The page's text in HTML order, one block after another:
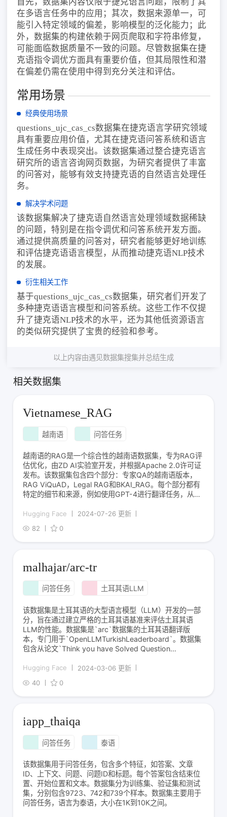
在多语言任务中的应用；其次，数据来源单一，可
能引入特定领域的偏差，影响模型的泛化能力；此
外，数据集的构建依赖于网页爬取和字符串修复，
可能面临数据质量不一致的问题。尽管数据集在捷
克语指令调优方面具有重要价值，但其局限性和潜
在偏差仍需在使用中得到充分关注和评估。
常用场景
经典使用场景
questions_ujc_cas_cs数据集在捷克语言学研究领域
具有重要应用价值，尤其在捷克语问答系统和语言
生成任务中表现突出。该数据集通过整合捷克语言
研究所的语言咨询网页数据，为研究者提供了丰富
的问答对，能够有效支持捷克语的自然语言处理任
务。
解决学术问题
该数据集解决了捷克语自然语言处理领域数据稀缺
的问题，特别是在指令调优和问答系统开发方面。
通过提供高质量的问答对，研究者能够更好地训练
和评估捷克语语言模型，从而推动捷克语NLP技术
的发展。
衍生相关工作
基于questions_ujc_cas_cs数据集，研究者们开发了
多种捷克语语言模型和问答系统。这些工作不仅提
升了捷克语NLP技术的水平，还为其他低资源语言
的类似研究提供了宝贵的经验和参考。
以上内容由遇见数据集搜集并总结生成
相关数据集
Vietnamese_RAG
越南语 问答任务
越南语的RAG是一个综合性的越南语数据集，专为RAG评
估优化，由ZD AI实验室开发，并根据Apache 2.0许可证
发布。该数据集包含四个部分：专家QA的越南语版本，
RAG ViQuAD，Legal RAG和BKAI_RAG。每个部分都有
特定的细节和来源，例如使用GPT-4进行翻译任务，从
GPT-4对问题和答案进行对齐。该
Hugging Face
2024-07-26 更新
82
0
malhajar/arc-tr
问答任务 土耳其语LLM
该数据集是土耳其语的大型语言模型（LLM）开发的一部
分，旨在通过建立严格的土耳其语基准来评估土耳其语
LLM的性能。数据集是`arc`数据集的土耳其语翻译版
本，专门用于`OpenLLMTurkishLeaderboard`。数据集
包含从论文`Think you have Solved Question
Challenge和ARC-Easy两个
Hugging Face
2024-03-06 更新
40
0
iapp_thaiqa
问答任务 泰语
该数据集用于问答任务，包含多个特征，如答案、文章
ID、上下文、问题、问题ID和标题。每个答案包含结束位
置、开始位置和文本。数据集分为训练集、验证集和测试
集，分别包含9723、742和739个样本。数据集主要用于
问答任务，语言为泰语，大小在1K到10K之间。